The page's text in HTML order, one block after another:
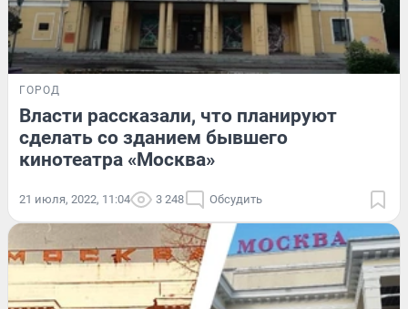
ГОРОД
Власти рассказали, что планируют
сделать со зданием бывшего
кинотеатра «Москва»
21 июля, 2022, 11:04 3 248 Обсудить